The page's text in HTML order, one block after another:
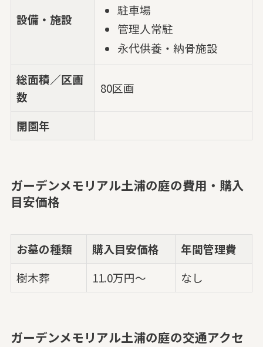
設備・施設
駐車場
管理人常駐
永代供養・納骨施設
総面積／区画
数
80区画
開園年
ガーデンメモリアル土浦の庭の費用・購入
目安価格
お墓の種類 購入目安価格
年間管理費
樹木葬
11.0万円～ なし
ガーデンメモリアル土浦の庭の交通アクセ